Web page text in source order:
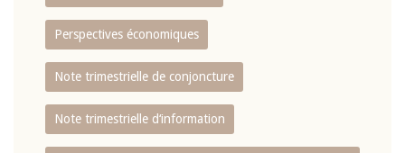
Perspectives économiques
Note trimestrielle de conjoncture
Note trimestrielle d‘information